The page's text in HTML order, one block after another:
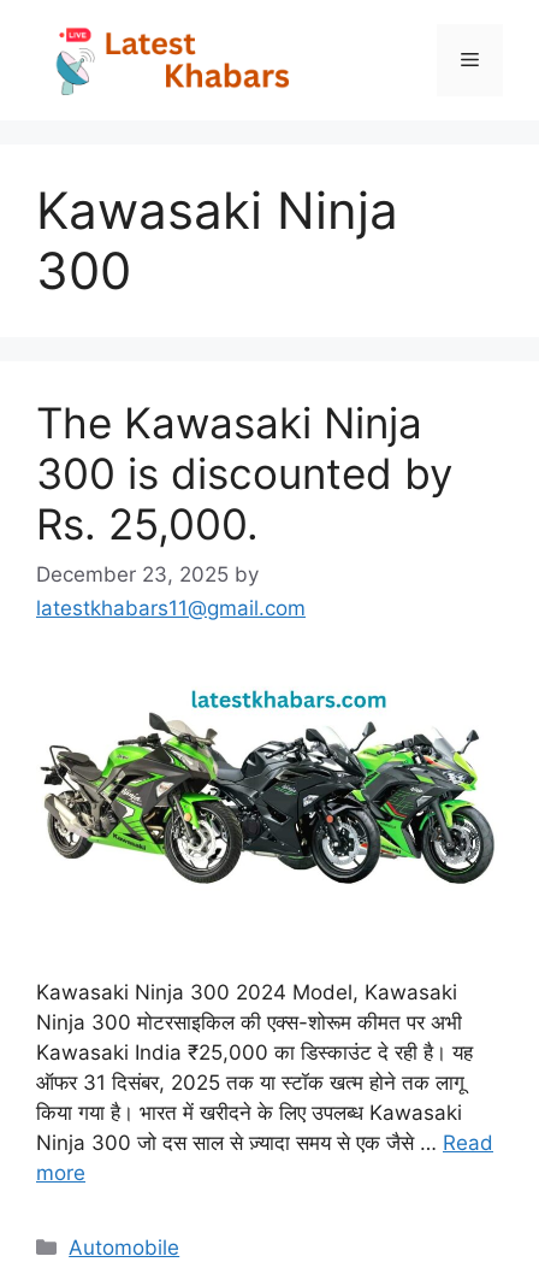
content
Menu
Kawasaki Ninja
300
The Kawasaki Ninja
300 is discounted by
Rs. 25,000.
December 23, 2025 by
latestkhabars11@gmail.com
Kawasaki Ninja 300 2024 Model, Kawasaki
Ninja 300 मोटरसाइकिल की एक्स-शोरूम कीमत पर अभी
Kawasaki India ₹25,000 का डिस्काउंट दे रही है। यह
ऑफर 31 दिसंबर, 2025 तक या स्टॉक खत्म होने तक लागू
किया गया है। भारत में खरीदने के लिए उपलब्ध Kawasaki
Ninja 300 जो दस साल से ज़्यादा समय से एक जैसे … Read
more
Categories
Automobile